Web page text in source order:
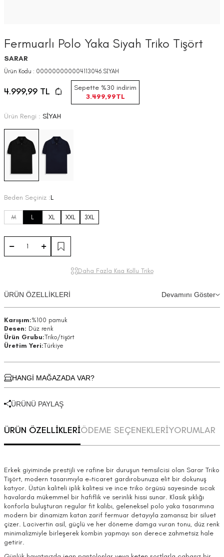
Fermuarlı Polo Yaka Siyah Triko Tişört
SARAR
Ürün Kodu : 000000000004113046.SİYAH
4.999,99 TL
Sepette %30 indirim
3.499,99TL
Ürün Rengi : SİYAH
Beden Seçiniz :L
M L XL XXL 3XL
Daha Fazla Kısa Kollu Triko
ÜRÜN ÖZELLİKLERİ Devamını Göster
Karışım:%100 pamuk
Desen: Düz renk
Ürün Grubu:Triko/tişört
Üretim Yeri:Türkiye
HANGİ MAĞAZADA VAR?
ÜRÜNÜ PAYLAŞ
ÜRÜN ÖZELLİKLERİÖDEME SEÇENEKLERİYORUMLAR
Erkek giyiminde prestijli ve rafine bir duruşun temsilcisi olan Sarar Triko
Tişört, modern tasarımıyla e-ticaret gardırobunuza elit bir dokunuş
katıyor. Üstün kaliteli iplik kalitesi ve ince triko örgüsü sayesinde sıcak
havalarda mükemmel bir hafiflik ve serinlik hissi sunar. Klasik şıklığı
konforla buluşturan regular fit kalıbı, geleneksel polo yaka tasarımına
modern bir dinamizm katan zarif fermuar detayıyla zamansız bir siluet
çizer. Lacivertin asil, güçlü ve her döneme damga vuran tonu, düz renk
minimalizmiyle birleşerek kombin yapmayı son derece zahmetsiz hale
getirir.